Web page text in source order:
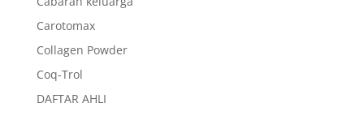
Carotomax
Collagen Powder
Coq-Trol
DAFTAR AHLI